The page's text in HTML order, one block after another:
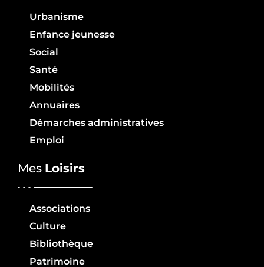
Urbanisme
Enfance jeunesse
Social
Santé
Mobilités
Annuaires
Démarches administratives
Emploi
Mes Loisirs
Associations
Culture
Bibliothèque
Patrimoine